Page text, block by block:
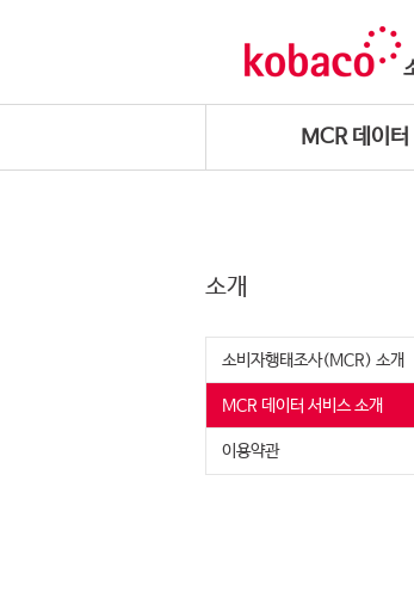
MCR 데이터
소개
소비자행태조사(MCR) 소개
MCR 데이터 서비스 소개
이용약관